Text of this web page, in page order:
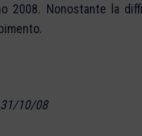
2008. Nonostante la
31/10/08